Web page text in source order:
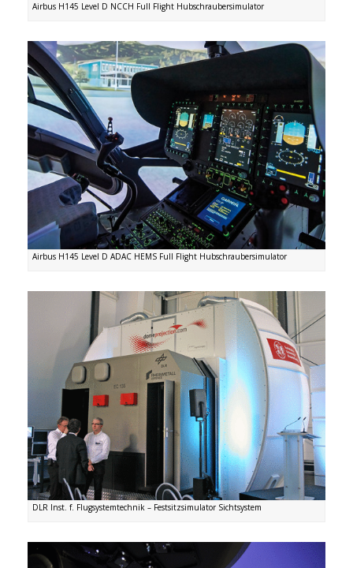
Airbus H145 Level D NCCH Full Flight Hubschraubersimulator
Airbus H145 Level D ADAC HEMS Full Flight Hubschraubersimulator
DLR Inst. f. Flugsystemtechnik – Festsitzsimulator Sichtsystem